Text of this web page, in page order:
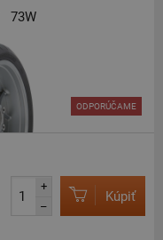
73W
ODPORÚČAME
+
–
Kúpiť